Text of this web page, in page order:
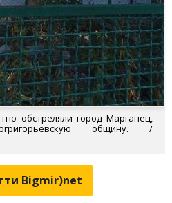
обстреляли город Марганец,
общину. /
Bigmir)net